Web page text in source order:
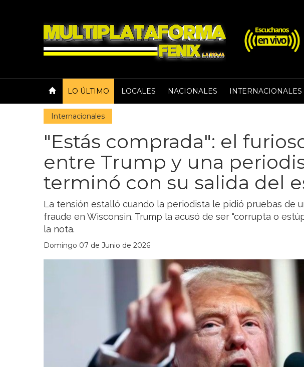
LO ÚLTIMO LOCALES NACIONALES INTERNACIONALES
Internacionales
"Estás comprada": el
entre Trump y una
terminó con su salida del
La tensión estalló cuando la periodista le pidió pruebas de
fraude en Wisconsin. Trump la acusó de ser "corrupta o
la nota.
Domingo 07 de Junio de 2026